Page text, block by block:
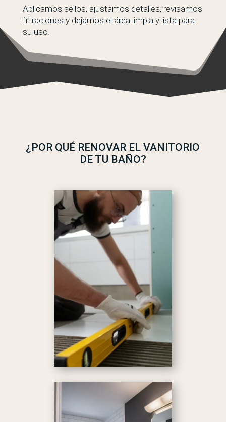
Aplicamos sellos, ajustamos detalles, revisamos
filtraciones y dejamos el área limpia y lista para
su uso.
¿POR QUÉ RENOVAR EL VANITORIO
DE TU BAÑO?